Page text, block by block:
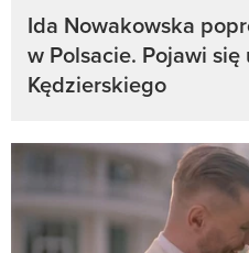
Ida Nowakowska
w Polsacie. Pojawi
Kędzierskiego